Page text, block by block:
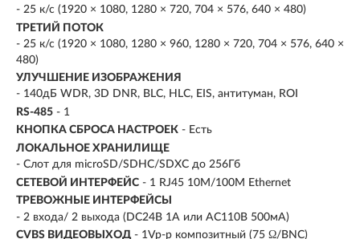
- 25 к/с (1920 × 1080, 1280 × 720, 704 × 576, 640 × 480)
ТРЕТИЙ ПОТОК
- 25 к/с (1920 × 1080, 1280 × 960, 1280 × 720, 704 × 576, 640 ×
480)
УЛУЧШЕНИЕ ИЗОБРАЖЕНИЯ
- 140дБ WDR, 3D DNR, BLC, HLC, EIS, антитуман, ROI
RS-485 - 1
КНОПКА СБРОСА НАСТРОЕК - Есть
ЛОКАЛЬНОЕ ХРАНИЛИЩЕ
- Слот для microSD/SDHC/SDXC до 256Гб
СЕТЕВОЙ ИНТЕРФЕЙС - 1 RJ45 10M/100M Ethernet
ТРЕВОЖНЫЕ ИНТЕРФЕЙСЫ
- 2 входа/ 2 выхода (DC24В 1A или AC110В 500мA)
CVBS ВИДЕОВЫХОД - 1Vp-p композитный (75 Ω/BNC)